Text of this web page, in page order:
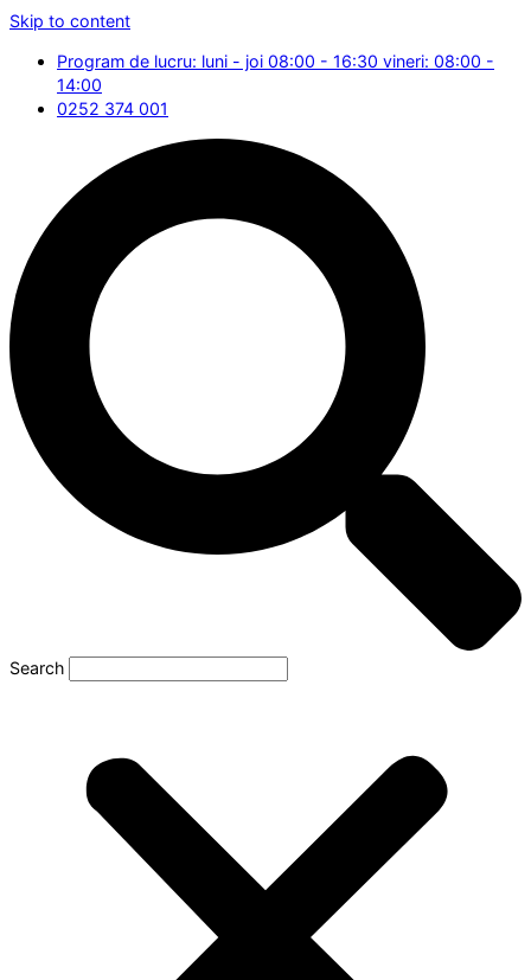
Skip to content
Program de lucru: luni - joi 08:00 - 16:30 vineri: 08:00 -
14:00
0252 374 001
Search